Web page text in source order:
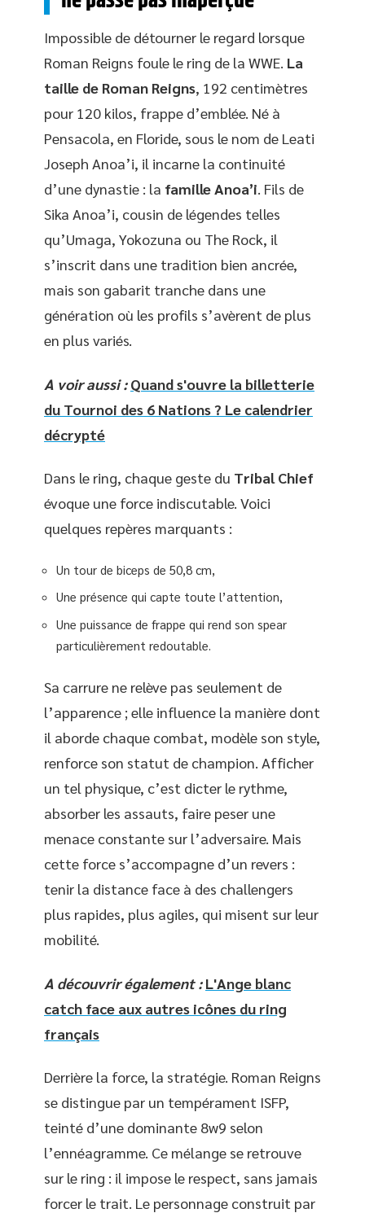
Impossible de détourner le regard lorsque
Roman Reigns foule le ring de la WWE. La
taille de Roman Reigns, 192 centimètres
pour 120 kilos, frappe d’emblée. Né à
Pensacola, en Floride, sous le nom de Leati
Joseph Anoa’i, il incarne la continuité
d’une dynastie : la famille Anoa’i. Fils de
Sika Anoa’i, cousin de légendes telles
qu’Umaga, Yokozuna ou The Rock, il
s’inscrit dans une tradition bien ancrée,
mais son gabarit tranche dans une
génération où les profils s’avèrent de plus
en plus variés.
A voir aussi : Quand s'ouvre la billetterie
du Tournoi des 6 Nations ? Le calendrier
décrypté
Dans le ring, chaque geste du Tribal Chief
évoque une force indiscutable. Voici
quelques repères marquants :
Un tour de biceps de 50,8 cm,
Une présence qui capte toute l’attention,
Une puissance de frappe qui rend son spear
particulièrement redoutable.
Sa carrure ne relève pas seulement de
l’apparence ; elle influence la manière dont
il aborde chaque combat, modèle son style,
renforce son statut de champion. Afficher
un tel physique, c’est dicter le rythme,
absorber les assauts, faire peser une
menace constante sur l’adversaire. Mais
cette force s’accompagne d’un revers :
tenir la distance face à des challengers
plus rapides, plus agiles, qui misent sur leur
mobilité.
A découvrir également : L'Ange blanc
catch face aux autres icônes du ring
français
Derrière la force, la stratégie. Roman Reigns
se distingue par un tempérament ISFP,
teinté d’une dominante 8w9 selon
l’ennéagramme. Ce mélange se retrouve
sur le ring : il impose le respect, sans jamais
forcer le trait. Le personnage construit par